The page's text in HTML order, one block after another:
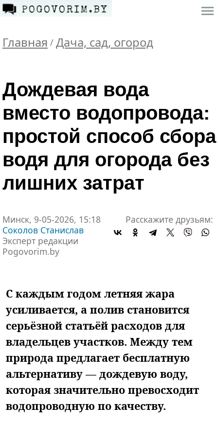
Главная / Дача, сад, огород
Дождевая вода
вместо водопровода:
простой способ сбора
водя для огорода без
лишних затрат
Минск, 9-05-2026, 15:18
Соколов Станислав
Эксперт редакции
Pogovorim.by
Расскажите друзьям:
С каждым годом летняя жара
усиливается, а полив становится
серьёзной статьёй расходов для
владельцев участков. Между тем
природа предлагает бесплатную
альтернативу — дождевую воду,
которая значительно превосходит
водопроводную по качеству.